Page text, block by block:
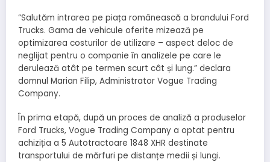
“Salutăm intrarea pe piața românească a brandului Ford
Trucks. Gama de vehicule oferite mizează pe
optimizarea costurilor de utilizare – aspect deloc de
neglijat pentru o companie în analizele pe care le
derulează atât pe termen scurt cât și lung.” declara
domnul Marian Filip, Administrator Vogue Trading
Company.
În prima etapă, după un proces de analiză a produselor
Ford Trucks, Vogue Trading Company a optat pentru
achiziția a 5 Autotractoare 1848 XHR destinate
transportului de mărfuri pe distanțe medii și lungi.